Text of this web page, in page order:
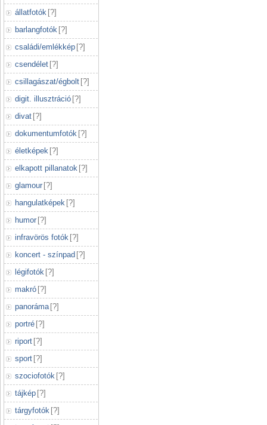
állatfotók [?]
barlangfotók [?]
családi/emlékkép [?]
csendélet [?]
csillagászat/égbolt [?]
digit. illusztráció [?]
divat [?]
dokumentumfotók [?]
életképek [?]
elkapott pillanatok [?]
glamour [?]
hangulatképek [?]
humor [?]
infravörös fotók [?]
koncert - színpad [?]
légifotók [?]
makró [?]
panoráma [?]
portré [?]
riport [?]
sport [?]
szociofotók [?]
tájkép [?]
tárgyfotók [?]